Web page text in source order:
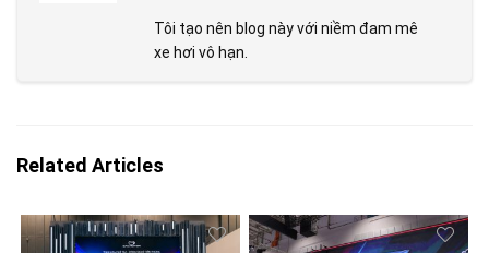
Tôi tạo nên blog này với niềm đam mê
xe hơi vô hạn.
Related Articles